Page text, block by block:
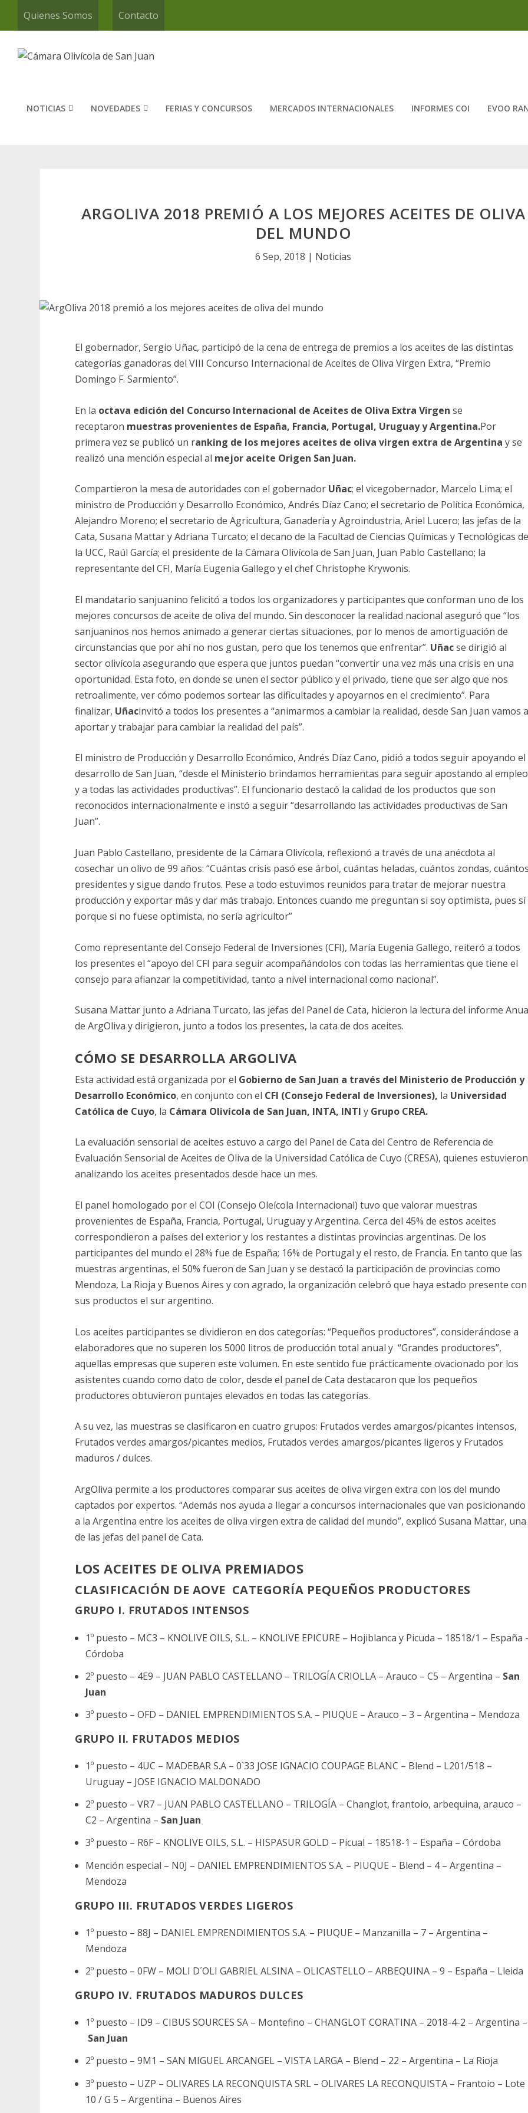
Quienes Somos Contacto
NOTICIAS NOVEDADES FERIAS Y CONCURSOS MERCADOS INTERNACIONALES INFORMES COI EVOO
ARGOLIVA 2018 PREMIÓ A LOS MEJORES ACEITES DE OLIVA
DEL MUNDO
6 Sep, 2018 | Noticias
El gobernador, Sergio Uñac, participó de la cena de entrega de premios a los aceites de las distintas
categorías ganadoras del VIII Concurso Internacional de Aceites de Oliva Virgen Extra, “Premio
Domingo F. Sarmiento”.
En la octava edición del Concurso Internacional de Aceites de Oliva Extra Virgen se
receptaron muestras provenientes de España, Francia, Portugal, Uruguay y Argentina.Por
primera vez se publicó un ranking de los mejores aceites de oliva virgen extra de Argentina y se
realizó una mención especial al mejor aceite Origen San Juan.
Compartieron la mesa de autoridades con el gobernador Uñac; el vicegobernador, Marcelo Lima; el
ministro de Producción y Desarrollo Económico, Andrés Díaz Cano; el secretario de Política Económica,
Alejandro Moreno; el secretario de Agricultura, Ganadería y Agroindustria, Ariel Lucero; las jefas de la
Cata, Susana Mattar y Adriana Turcato; el decano de la Facultad de Ciencias Químicas y Tecnológicas
la UCC, Raúl García; el presidente de la Cámara Olivícola de San Juan, Juan Pablo Castellano; la
representante del CFI, María Eugenia Gallego y el chef Christophe Krywonis.
El mandatario sanjuanino felicitó a todos los organizadores y participantes que conforman uno de los
mejores concursos de aceite de oliva del mundo. Sin desconocer la realidad nacional aseguró que “los
sanjuaninos nos hemos animado a generar ciertas situaciones, por lo menos de amortiguación de
circunstancias que por ahí no nos gustan, pero que los tenemos que enfrentar”. Uñacse dirigió al
sector olivícola asegurando que espera que juntos puedan “convertir una vez más una crisis en una
oportunidad. Esta foto, en donde se unen el sector público y el privado, tiene que ser algo que nos
retroalimente, ver cómo podemos sortear las dificultades y apoyarnos en el crecimiento”. Para
finalizar, Uñacinvitó a todos los presentes a “animarmos a cambiar la realidad, desde San Juan vamos
aportar y trabajar para cambiar la realidad del país”.
El ministro de Producción y Desarrollo Económico, Andrés Díaz Cano, pidió a todos seguir apoyando el
desarrollo de San Juan, “desde el Ministerio brindamos herramientas para seguir apostando al empleo
y a todas las actividades productivas”. El funcionario destacó la calidad de los productos que son
reconocidos internacionalmente e instó a seguir “desarrollando las actividades productivas de San
Juan”.
Juan Pablo Castellano, presidente de la Cámara Olivícola, reflexionó a través de una anécdota al
cosechar un olivo de 99 años: “Cuántas crisis pasó ese árbol, cuántas heladas, cuántos zondas,
presidentes y sigue dando frutos. Pese a todo estuvimos reunidos para tratar de mejorar nuestra
producción y exportar más y dar más trabajo. Entonces cuando me preguntan si soy optimista, pues sí
porque si no fuese optimista, no sería agricultor”
Como representante del Consejo Federal de Inversiones (CFI), María Eugenia Gallego, reiteró a todos
los presentes el “apoyo del CFI para seguir acompañándolos con todas las herramientas que tiene el
consejo para afianzar la competitividad, tanto a nivel internacional como nacional”.
Susana Mattar junto a Adriana Turcato, las jefas del Panel de Cata, hicieron la lectura del informe
de ArgOliva y dirigieron, junto a todos los presentes, la cata de dos aceites.
CÓMO SE DESARROLLA ARGOLIVA
Esta actividad está organizada por el Gobierno de San Juan a través del Ministerio de Producción y
Desarrollo Económico, en conjunto con el CFI (Consejo Federal de Inversiones), la Universidad
Católica de Cuyo, la Cámara Olivícola de San Juan, INTA, INTIy Grupo CREA.
La evaluación sensorial de aceites estuvo a cargo del Panel de Cata del Centro de Referencia de
Evaluación Sensorial de Aceites de Oliva de la Universidad Católica de Cuyo (CRESA), quienes estuvieron
analizando los aceites presentados desde hace un mes.
El panel homologado por el COI (Consejo Oleícola Internacional) tuvo que valorar muestras
provenientes de España, Francia, Portugal, Uruguay y Argentina. Cerca del 45% de estos aceites
correspondieron a países del exterior y los restantes a distintas provincias argentinas. De los
participantes del mundo el 28% fue de España; 16% de Portugal y el resto, de Francia. En tanto que las
muestras argentinas, el 50% fueron de San Juan y se destacó la participación de provincias como
Mendoza, La Rioja y Buenos Aires y con agrado, la organización celebró que haya estado presente con
sus productos el sur argentino.
Los aceites participantes se dividieron en dos categorías: “Pequeños productores”, considerándose a
elaboradores que no superen los 5000 litros de producción total anual y “Grandes productores”,
aquellas empresas que superen este volumen. En este sentido fue prácticamente ovacionado por los
asistentes cuando como dato de color, desde el panel de Cata destacaron que los pequeños
productores obtuvieron puntajes elevados en todas las categorías.
A su vez, las muestras se clasificaron en cuatro grupos: Frutados verdes amargos/picantes intensos,
Frutados verdes amargos/picantes medios, Frutados verdes amargos/picantes ligeros y Frutados
maduros / dulces.
ArgOliva permite a los productores comparar sus aceites de oliva virgen extra con los del mundo
captados por expertos. “Además nos ayuda a llegar a concursos internacionales que van posicionando
a la Argentina entre los aceites de oliva virgen extra de calidad del mundo”, explicó Susana Mattar, una
de las jefas del panel de Cata.
LOS ACEITES DE OLIVA PREMIADOS
CLASIFICACIÓN DE AOVE CATEGORÍA PEQUEÑOS PRODUCTORES
GRUPO I. FRUTADOS INTENSOS
1º puesto – MC3 – KNOLIVE OILS, S.L. – KNOLIVE EPICURE – Hojiblanca y Picuda – 18518/1 – España
Córdoba
2º puesto – 4E9 – JUAN PABLO CASTELLANO – TRILOGÍA CRIOLLA – Arauco – C5 – Argentina – San
Juan
3º puesto – OFD – DANIEL EMPRENDIMIENTOS S.A. – PIUQUE – Arauco – 3 – Argentina – Mendoza
GRUPO II. FRUTADOS MEDIOS
1º puesto – 4UC – MADEBAR S.A – 0`33 JOSE IGNACIO COUPAGE BLANC – Blend – L201/518 –
Uruguay – JOSE IGNACIO MALDONADO
2º puesto – VR7 – JUAN PABLO CASTELLANO – TRILOGÍA – Changlot, frantoio, arbequina, arauco –
C2 – Argentina – San Juan
3º puesto – R6F – KNOLIVE OILS, S.L. – HISPASUR GOLD – Picual – 18518-1 – España – Córdoba
Mención especial – N0J – DANIEL EMPRENDIMIENTOS S.A. – PIUQUE – Blend – 4 – Argentina –
Mendoza
GRUPO III. FRUTADOS VERDES LIGEROS
1º puesto – 88J – DANIEL EMPRENDIMIENTOS S.A. – PIUQUE – Manzanilla – 7 – Argentina –
Mendoza
2º puesto – 0FW – MOLI D´OLI GABRIEL ALSINA – OLICASTELLO – ARBEQUINA – 9 – España – Lleida
GRUPO IV. FRUTADOS MADUROS DULCES
1º puesto – ID9 – CIBUS SOURCES SA – Montefino – CHANGLOT CORATINA – 2018-4-2 – Argentina –
San Juan
2º puesto – 9M1 – SAN MIGUEL ARCANGEL – VISTA LARGA – Blend – 22 – Argentina – La Rioja
3º puesto – UZP – OLIVARES LA RECONQUISTA SRL – OLIVARES LA RECONQUISTA – Frantoio – Lote
10 / G 5 – Argentina – Buenos Aires